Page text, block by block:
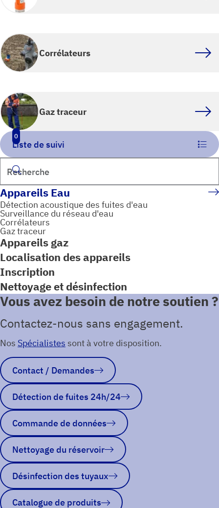
Liste de suivi
0
Rechercher
Appareils Eau
Détection acoustique des fuites d'eau
Surveillance du réseau d'eau
Corrélateurs
Gaz traceur
Appareils gaz
Localisation des appareils
Inscription
Nettoyage et désinfection
Corrélateurs
Gaz traceur
Vous avez besoin de notre soutien ?
Contactez-nous sans engagement.
Nos Spécialistes sont à votre disposition.
Contact / Demandes
Détection de fuites 24h/24
Commande de données
Nettoyage du réservoir
Désinfection des tuyaux
Catalogue de produits